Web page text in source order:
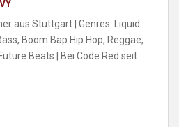
aus Stuttgart | Genres: Liquid
Boom Bap Hip Hop, Reggae,
Beats | Bei Code Red seit